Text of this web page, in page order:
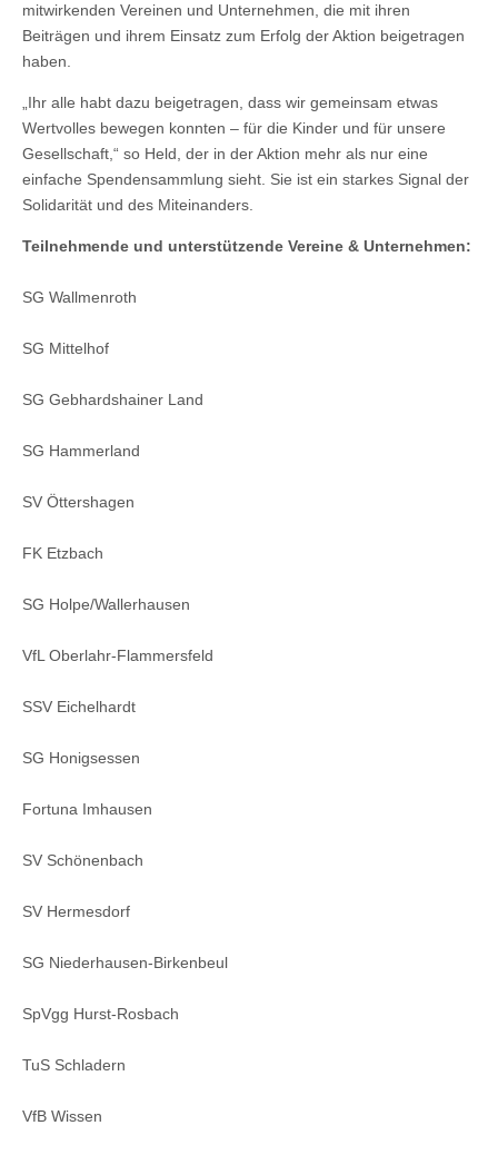
mitwirkenden Vereinen und Unternehmen, die mit ihren
Beiträgen und ihrem Einsatz zum Erfolg der Aktion beigetragen
haben.
„Ihr alle habt dazu beigetragen, dass wir gemeinsam etwas
Wertvolles bewegen konnten – für die Kinder und für unsere
Gesellschaft,“ so Held, der in der Aktion mehr als nur eine
einfache Spendensammlung sieht. Sie ist ein starkes Signal der
Solidarität und des Miteinanders.
Teilnehmende und unterstützende Vereine & Unternehmen:
SG Wallmenroth
SG Mittelhof
SG Gebhardshainer Land
SG Hammerland
SV Öttershagen
FK Etzbach
SG Holpe/Wallerhausen
VfL Oberlahr-Flammersfeld
SSV Eichelhardt
SG Honigsessen
Fortuna Imhausen
SV Schönenbach
SV Hermesdorf
SG Niederhausen-Birkenbeul
SpVgg Hurst-Rosbach
TuS Schladern
VfB Wissen